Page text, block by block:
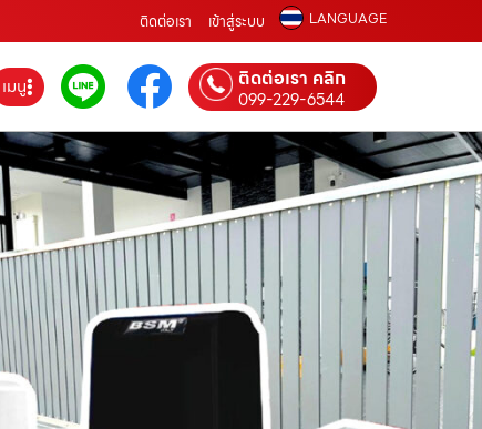
ติดต่อเรา เข้าสู่ระบบ LANGUAGE
เมนู ติดต่อเรา คลิก
099-229-6544